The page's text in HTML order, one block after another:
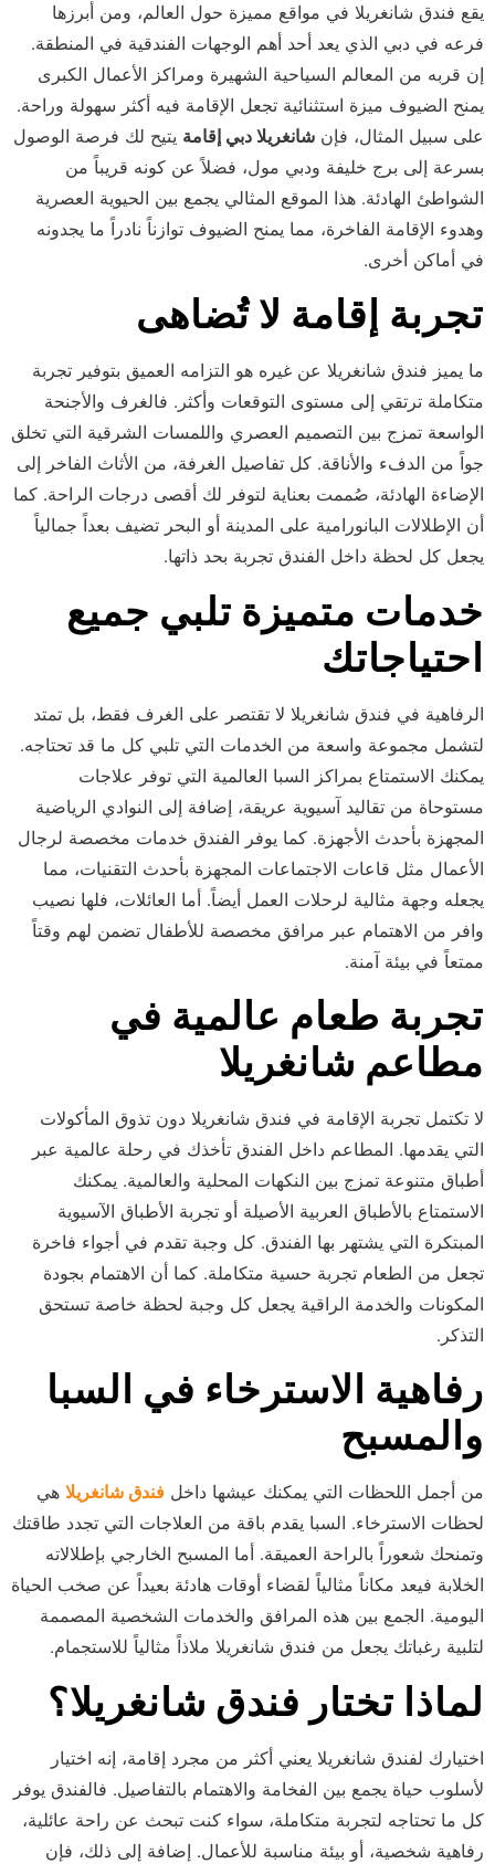
يقع فندق شانغريلا في مواقع مميزة حول العالم، ومن أبرزها
فرعه في دبي الذي يعد أحد أهم الوجهات الفندقية في المنطقة.
إن قربه من المعالم السياحية الشهيرة ومراكز الأعمال الكبرى
يمنح الضيوف ميزة استثنائية تجعل الإقامة فيه أكثر سهولة وراحة.
على سبيل المثال، فإن شانغريلا دبي إقامة يتيح لك فرصة الوصول
بسرعة إلى برج خليفة ودبي مول، فضلاً عن كونه قريباً من
الشواطئ الهادئة. هذا الموقع المثالي يجمع بين الحيوية العصرية
وهدوء الإقامة الفاخرة، مما يمنح الضيوف توازناً نادراً ما يجدونه
في أماكن أخرى.
تجربة إقامة لا تُضاهى
ما يميز فندق شانغريلا عن غيره هو التزامه العميق بتوفير تجربة
متكاملة ترتقي إلى مستوى التوقعات وأكثر. فالغرف والأجنحة
الواسعة تمزج بين التصميم العصري واللمسات الشرقية التي تخلق
جواً من الدفء والأناقة. كل تفاصيل الغرفة، من الأثاث الفاخر إلى
الإضاءة الهادئة، صُممت بعناية لتوفر لك أقصى درجات الراحة. كما
أن الإطلالات البانورامية على المدينة أو البحر تضيف بعداً جمالياً
يجعل كل لحظة داخل الفندق تجربة بحد ذاتها.
خدمات متميزة تلبي جميع
احتياجاتك
الرفاهية في فندق شانغريلا لا تقتصر على الغرف فقط، بل تمتد
لتشمل مجموعة واسعة من الخدمات التي تلبي كل ما قد تحتاجه.
يمكنك الاستمتاع بمراكز السبا العالمية التي توفر علاجات
مستوحاة من تقاليد آسيوية عريقة، إضافة إلى النوادي الرياضية
المجهزة بأحدث الأجهزة. كما يوفر الفندق خدمات مخصصة لرجال
الأعمال مثل قاعات الاجتماعات المجهزة بأحدث التقنيات، مما
يجعله وجهة مثالية لرحلات العمل أيضاً. أما العائلات، فلها نصيب
وافر من الاهتمام عبر مرافق مخصصة للأطفال تضمن لهم وقتاً
ممتعاً في بيئة آمنة.
تجربة طعام عالمية في
مطاعم شانغريلا
لا تكتمل تجربة الإقامة في فندق شانغريلا دون تذوق المأكولات
التي يقدمها. المطاعم داخل الفندق تأخذك في رحلة عالمية عبر
أطباق متنوعة تمزج بين النكهات المحلية والعالمية. يمكنك
الاستمتاع بالأطباق العربية الأصيلة أو تجربة الأطباق الآسيوية
المبتكرة التي يشتهر بها الفندق. كل وجبة تقدم في أجواء فاخرة
تجعل من الطعام تجربة حسية متكاملة. كما أن الاهتمام بجودة
المكونات والخدمة الراقية يجعل كل وجبة لحظة خاصة تستحق
التذكر.
رفاهية الاسترخاء في السبا
والمسبح
من أجمل اللحظات التي يمكنك عيشها داخل فندق شانغريلا هي
لحظات الاسترخاء. السبا يقدم باقة من العلاجات التي تجدد طاقتك
وتمنحك شعوراً بالراحة العميقة. أما المسبح الخارجي بإطلالاته
الخلابة فيعد مكاناً مثالياً لقضاء أوقات هادئة بعيداً عن صخب الحياة
اليومية. الجمع بين هذه المرافق والخدمات الشخصية المصممة
لتلبية رغباتك يجعل من فندق شانغريلا ملاذاً مثالياً للاستجمام.
لماذا تختار فندق شانغريلا؟
اختيارك لفندق شانغريلا يعني أكثر من مجرد إقامة، إنه اختيار
لأسلوب حياة يجمع بين الفخامة والاهتمام بالتفاصيل. فالفندق يوفر
كل ما تحتاجه لتجربة متكاملة، سواء كنت تبحث عن راحة عائلية،
رفاهية شخصية، أو بيئة مناسبة للأعمال. إضافة إلى ذلك، فإن